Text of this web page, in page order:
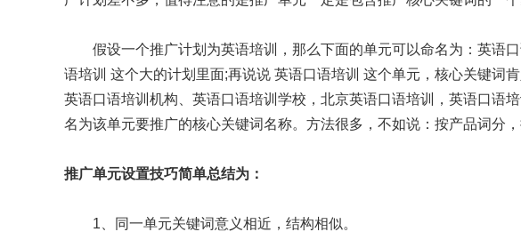
假设一个推广计划为英语培训，那么下面的单元可以命名为：英语
语培训 这个大的计划里面;再说说 英语口语培训 这个单元，核心关键词
英语口语培训机构、英语口语培训学校，北京英语口语培训，英语口语
名为该单元要推广的核心关键词名称。方法很多，不如说：按产品词分
推广单元设置技巧简单总结为：
1、同一单元关键词意义相近，结构相似。